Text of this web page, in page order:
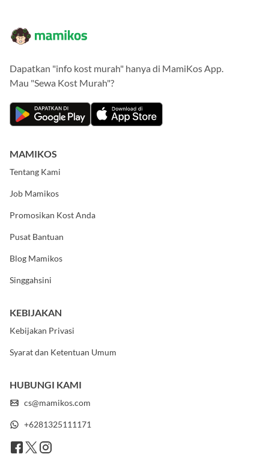
Dapatkan "info kost murah" hanya di MamiKos App.
Mau "Sewa Kost Murah"?
MAMIKOS
Tentang Kami
Job Mamikos
Promosikan Kost Anda
Pusat Bantuan
Blog Mamikos
Singgahsini
KEBIJAKAN
Kebijakan Privasi
Syarat dan Ketentuan Umum
HUBUNGI KAMI
cs@mamikos.com
+6281325111171